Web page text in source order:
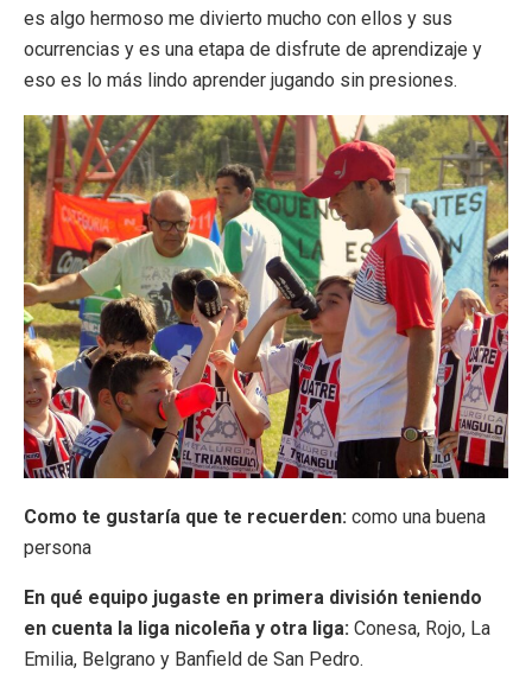
es algo hermoso me divierto mucho con ellos y sus
ocurrencias y es una etapa de disfrute de aprendizaje y
eso es lo más lindo aprender jugando sin presiones.
Como te gustaría que te recuerden: como una buena
persona
En qué equipo jugaste en primera división teniendo
en cuenta la liga nicoleña y otra liga: Conesa, Rojo, La
Emilia, Belgrano y Banfield de San Pedro.